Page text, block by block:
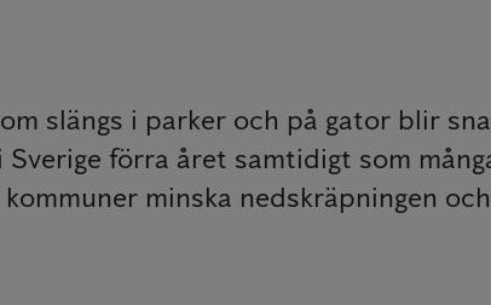
slängs i parker och på gator blir
Sverige förra året samtidigt som
minska nedskräpningen